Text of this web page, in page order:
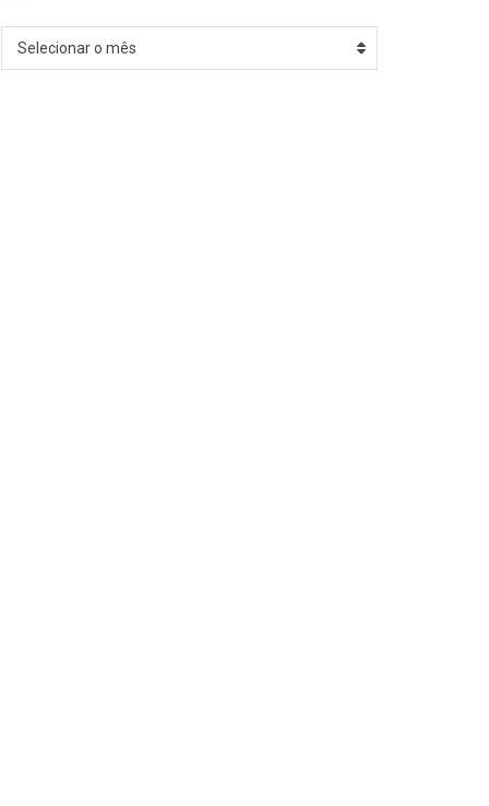
Selecionar o mês